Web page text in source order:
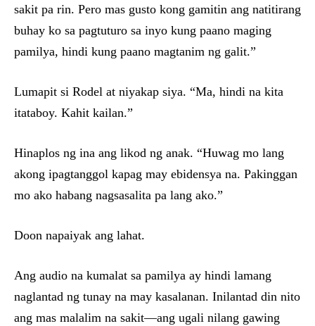
sakit pa rin. Pero mas gusto kong gamitin ang natitirang
buhay ko sa pagtuturo sa inyo kung paano maging
pamilya, hindi kung paano magtanim ng galit.”
Lumapit si Rodel at niyakap siya. “Ma, hindi na kita
itataboy. Kahit kailan.”
Hinaplos ng ina ang likod ng anak. “Huwag mo lang
akong ipagtanggol kapag may ebidensya na. Pakinggan
mo ako habang nagsasalita pa lang ako.”
Doon napaiyak ang lahat.
Ang audio na kumalat sa pamilya ay hindi lamang
naglantad ng tunay na may kasalanan. Inilantad din nito
ang mas malalim na sakit—ang ugali nilang gawing